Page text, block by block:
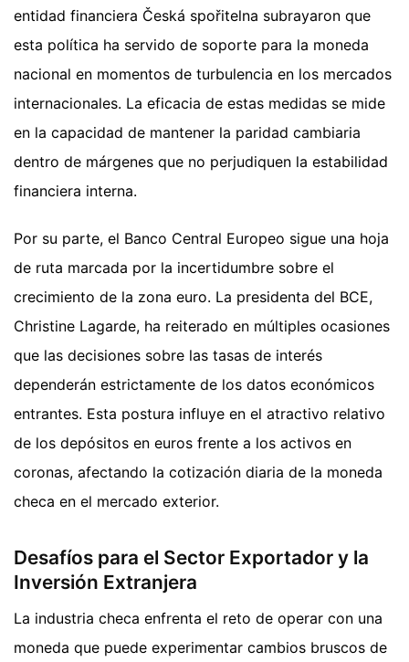
entidad financiera Česká spořitelna subrayaron que
esta política ha servido de soporte para la moneda
nacional en momentos de turbulencia en los mercados
internacionales. La eficacia de estas medidas se mide
en la capacidad de mantener la paridad cambiaria
dentro de márgenes que no perjudiquen la estabilidad
financiera interna.
Por su parte, el Banco Central Europeo sigue una hoja
de ruta marcada por la incertidumbre sobre el
crecimiento de la zona euro. La presidenta del BCE,
Christine Lagarde, ha reiterado en múltiples ocasiones
que las decisiones sobre las tasas de interés
dependerán estrictamente de los datos económicos
entrantes. Esta postura influye en el atractivo relativo
de los depósitos en euros frente a los activos en
coronas, afectando la cotización diaria de la moneda
checa en el mercado exterior.
Desafíos para el Sector Exportador y la
Inversión Extranjera
La industria checa enfrenta el reto de operar con una
moneda que puede experimentar cambios bruscos de